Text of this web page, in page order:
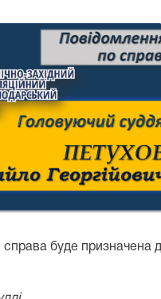
справа буде призначена